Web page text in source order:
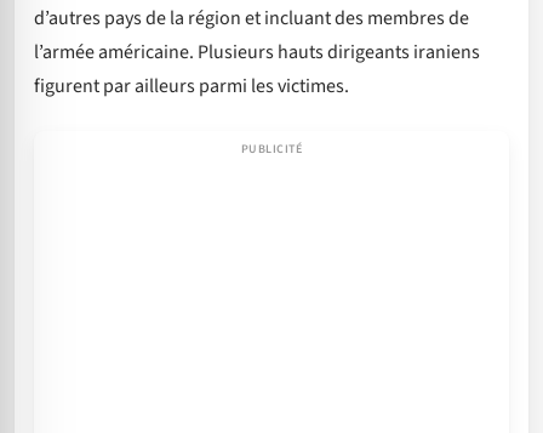
d’autres pays de la région et incluant des membres de
l’armée américaine. Plusieurs hauts dirigeants iraniens
figurent par ailleurs parmi les victimes.